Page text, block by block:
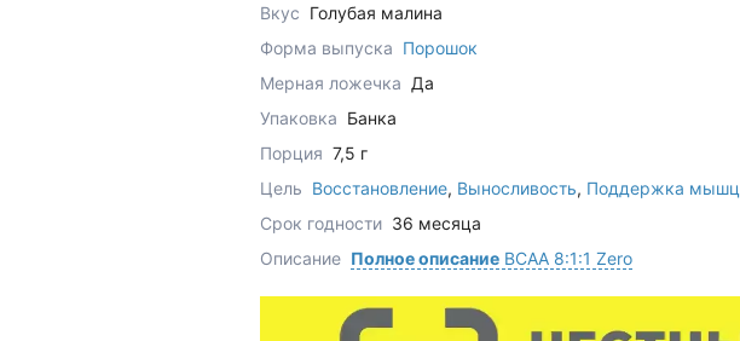
Вкус Голубая малина
Форма выпуска Порошок
Мерная ложечка Да
Упаковка Банка
Порция 7,5 г
Цель Восстановление, Выносливость, Поддержка мышц
Срок годности 36 месяца
Описание Полное описаниеBCAA 8:1:1 Zero